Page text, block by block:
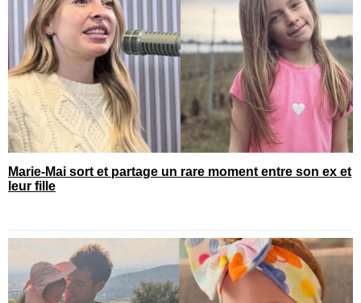
Marie-Mai sort et partage un rare moment entre son ex et
leur fille